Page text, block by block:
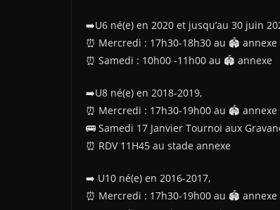
➡️U6 né(e) en 2020 et jusqu’au 30 juin
⏰️ Mercredi : 17h30-18h30 au 🏟 annexe
⏰️ Samedi : 10h00 -11h00 au 🏟 annexe
➡️U8 né(e) en 2018-2019,
⏰️ Mercredi : 17h30-19h00 au 🏟 annexe
🚌 Samedi 17 Janvier Tournoi aux
⏰️ RDV 11H45 au stade annexe
➡️ U10 né(e) en 2016-2017,
⏰️ Mercredi : 17h30-19h00 au 🏟 annexe